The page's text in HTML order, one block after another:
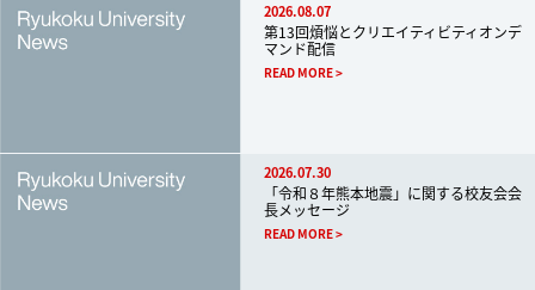
2026.08.07
第13回煩悩とクリエイティビティオンデ
マンド配信
READ MORE
2026.07.30
「令和８年熊本地震」に関する校友会会
長メッセージ
READ MORE